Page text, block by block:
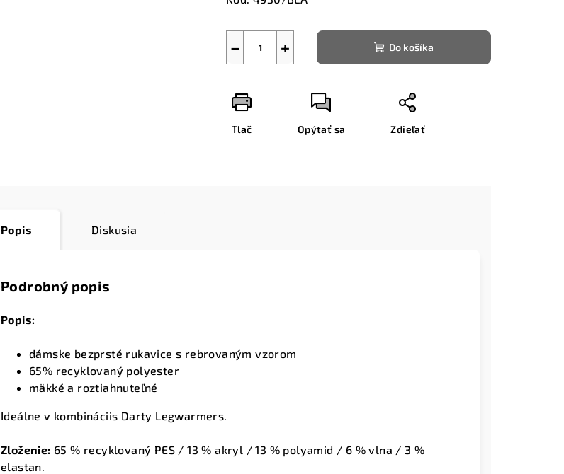
+
− Do košíka
Tlač Opýtať sa Zdieľať
Popis Diskusia
Podrobný popis
Popis:
dámske bezprsté rukavice s rebrovaným vzorom
65% recyklovaný polyester
mäkké a roztiahnuteľné
Ideálne v kombináciis Darty Legwarmers.
Zloženie: 65 % recyklovaný PES / 13 % akryl / 13 % polyamid / 6 % vlna / 3 %
elastan.